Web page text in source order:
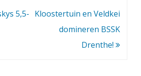
5,5- Kloostertuin en Veldkei
domineren BSSK
Drenthe!